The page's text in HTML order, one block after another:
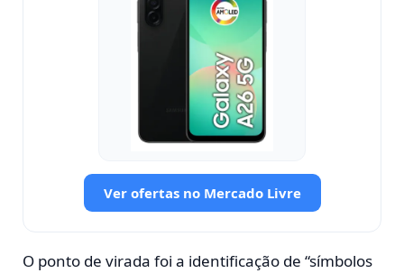
Ver ofertas no Mercado Livre
O ponto de virada foi a identificação de “símbolos